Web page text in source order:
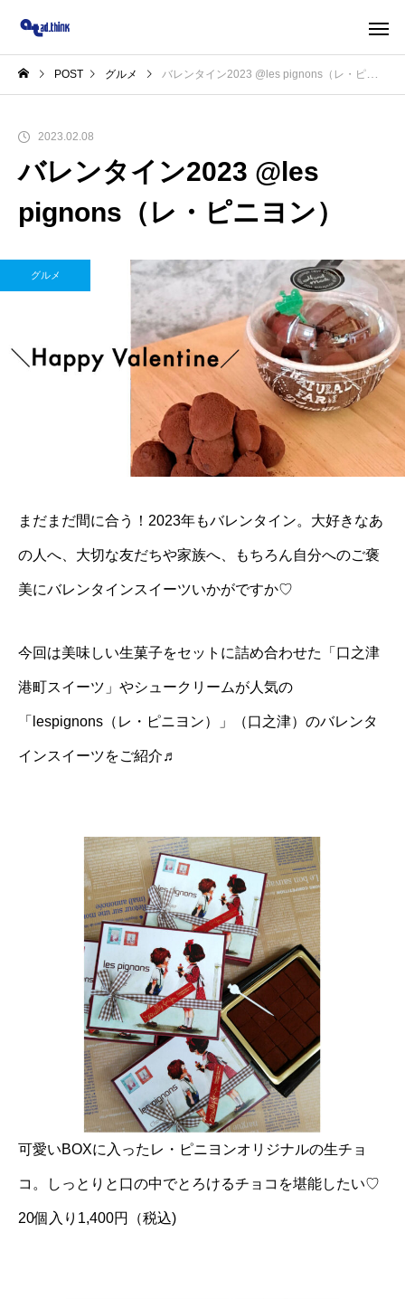
POST グルメ バレンタイン2023 @les pignons（レ・ピニヨン）
2023.02.08
バレンタイン2023 @les
pignons（レ・ピニヨン）
グルメ
まだまだ間に合う！2023年もバレンタイン。大好きなあ
の人へ、大切な友だちや家族へ、もちろん自分へのご褒
美にバレンタインスイーツいかがですか♡
今回は美味しい生菓子をセットに詰め合わせた「口之津
港町スイーツ」やシュークリームが人気の
「lespignons（レ・ピニヨン）」（口之津）のバレンタ
インスイーツをご紹介♬
可愛いBOXに入ったレ・ピニヨンオリジナルの生チョ
コ。しっとりと口の中でとろけるチョコを堪能したい♡
20個入り1,400円（税込)